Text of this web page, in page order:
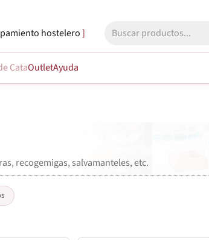
hostelero
CataOutletAyuda
recogemigas, salvamanteles, etc.